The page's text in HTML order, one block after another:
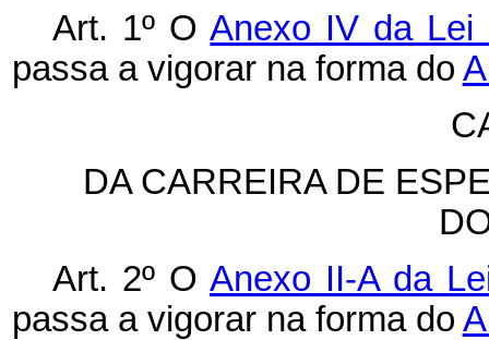
Art. 1º OAnexo IV da Lei
passa a vigorar na forma do
DA CARREIRA DE
Art. 2º O Anexo II-A da
passa a vigorar na forma do